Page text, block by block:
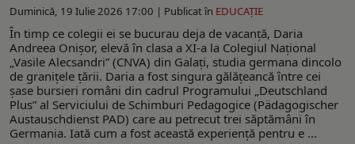
Duminică, 19 Iulie 2026 17:00 | Publicat în EDUCAŢIE
În timp ce colegii ei se bucurau deja de vacanţă, Daria
Andreea Onișor, elevă în clasa a XI-a la Colegiul Național
„Vasile Alecsandri” (CNVA) din Galați, studia germana dincolo
de graniţele ţării. Daria a fost singura gălăţeancă între cei
şase bursieri români din cadrul Programului „Deutschland
Plus” al Serviciului de Schimburi Pedagogice (Pädagogischer
Austauschdienst PAD) care au petrecut trei săptămâni în
Germania. Iată cum a fost această experienţă pentru e ...